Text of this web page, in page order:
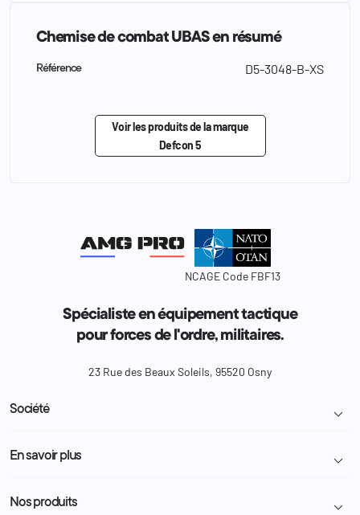
Chemise de combat UBAS en résumé
Référence D5-3048-B-XS
Voir les produits de la marque
Defcon 5
NCAGE Code FBF13
Spécialiste en équipement tactique
pour forces de l'ordre, militaires.
23 Rue des Beaux Soleils, 95520 Osny
Société 
Livraison et retour colis
Demande de devis
En savoir plus 
Programme Fidélité
Nos produits 